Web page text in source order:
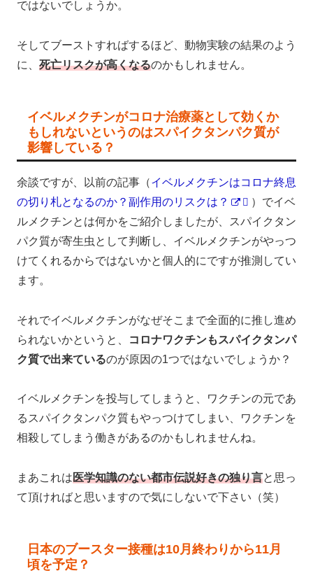
ではないでしょうか。
そしてブーストすればするほど、動物実験の結果のよう
に、 死亡リスクが高くなるのかもしれません。
イベルメクチンがコロナ治療薬として効くか
もしれないというのはスパイクタンパク質が
影響している？
余談ですが、以前の記事（イベルメクチンはコロナ終息
の切り札となるのか？副作用のリスクは？
）でイベ
ルメクチンとは何かをご紹介しましたが、スパイクタン
パク質が寄生虫として判断し、イベルメクチンがやっつ
けてくれるからではないかと個人的にですが推測してい
ます。
それでイベルメクチンがなぜそこまで全面的に推し進め
られないかというと、
コロナワクチンもスパイクタンパ
ク質で出来ているのが原因の1つではないでしょうか？
イベルメクチンを投与してしまうと、ワクチンの元であ
るスパイクタンパク質もやっつけてしまい、ワクチンを
相殺してしまう働きがあるのかもしれませんね。
まあこれは医学知識のない都市伝説好きの独り言と思っ
て頂ければと思いますので気にしないで下さい（笑）
日本のブースター接種は10月終わりから11月
頃を予定？